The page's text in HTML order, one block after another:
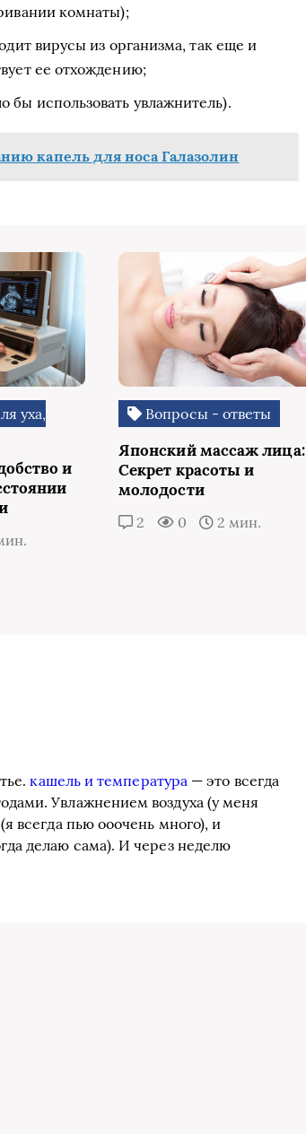
комнаты);
вирусы из организма, так еще и
ее отхождению;
использовать увлажнитель).
капель для носа Галазолин
уха,
и
Вопросы - ответы
Японский массаж лица:
Секрет красоты и
молодости
2 0 2 мин.
кашель и температура — это всегда
Увлажнением воздуха (у меня
всегда пью ооочень много), и
делаю сама). И через неделю